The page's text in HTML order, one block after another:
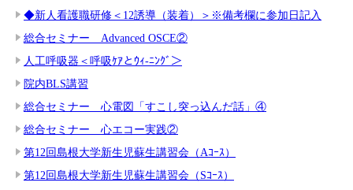
◆新人看護職研修＜12誘導（装着）＞※備考欄に参加日記入
総合セミナー Advanced OSCE②
人工呼吸器＜呼吸ｹｱとｳｨ-ﾆﾝｸﾞ＞
院内BLS講習
総合セミナー 心電図「すこし突っ込んだ話」④
総合セミナー 心エコー実践②
第12回島根大学新生児蘇生講習会（Aｺｰｽ）
第12回島根大学新生児蘇生講習会（Sｺｰｽ）